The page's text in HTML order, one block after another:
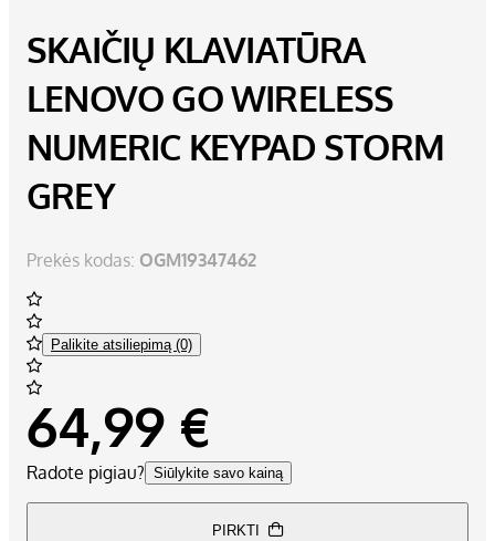
SKAIČIŲ KLAVIATŪRA
LENOVO GO WIRELESS
NUMERIC KEYPAD STORM
GREY
Prekės kodas: OGM19347462
Palikite atsiliepimą (0)
64,99 €
Radote pigiau? Siūlykite savo kainą
PIRKTI